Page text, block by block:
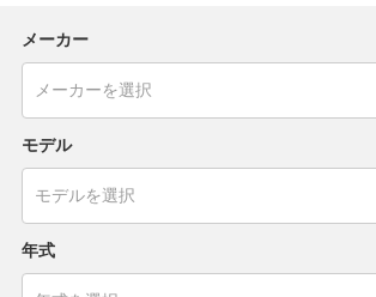
メーカー
モデル
年式